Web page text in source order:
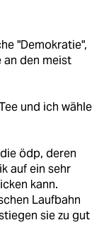
"Demokratie",
an den meist
und ich wähle
ödp, deren
auf ein sehr
kann.
Laufbahn
sie zu gut